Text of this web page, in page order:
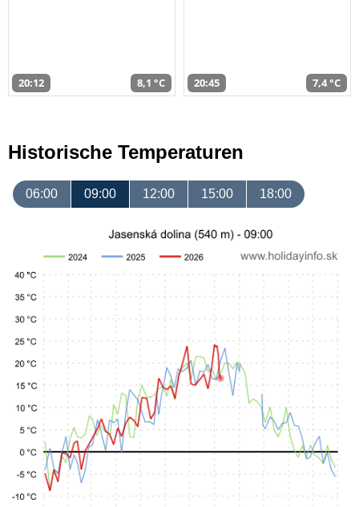
20:12 8,1 °C 20:45 7,4 °C
Historische Temperaturen
06:00 09:00 12:00 15:00 18:00